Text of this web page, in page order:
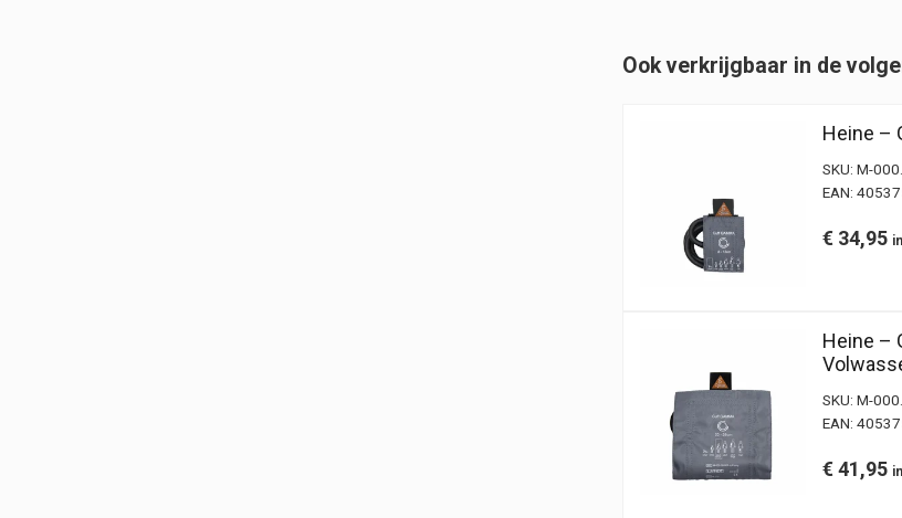
GP
Ook verkrijgbaar in de
Heine –
SKU:M-
EAN:
€ 34,95
Heine –
SKU:M-
EAN:
€41,95